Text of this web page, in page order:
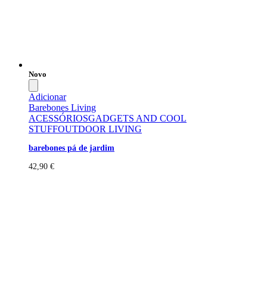
Novo
Adicionar
Barebones Living
ACESSÓRIOSGADGETS AND COOL
STUFFOUTDOOR LIVING
barebones pá de jardim
42,90 €